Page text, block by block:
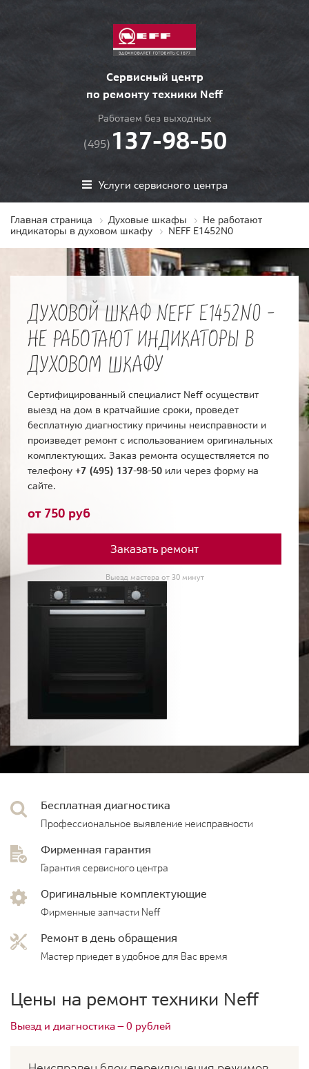
Сервисный центр
по ремонту техники Neff
Работаем без выходных
(495) 137-98-50
Услуги сервисного центра
Главная страница Духовые шкафы
Не работают
индикаторы в духовом шкафу
NEFF E1452N0
ДУХОВОЙ ШКАФ NEFF E1452N0 -
НЕ РАБОТАЮТ ИНДИКАТОРЫ В
ДУХОВОМ ШКАФУ
Сертифицированный специалист Neff осуществит
выезд на дом в кратчайшие сроки, проведет
бесплатную диагностику причины неисправности и
произведет ремонт с использованием оригинальных
комплектующих. Заказ ремонта осуществляется по
телефону +7 (495) 137-98-50 или через форму на
сайте.
от 750 руб
Заказать ремонт
Выезд мастера от 30 минут
Бесплатная диагностика
Профессиональное выявление неисправности
Фирменная гарантия
Гарантия сервисного центра
Оригинальные комплектующие
Фирменные запчасти Neff
Ремонт в день обращения
Мастер приедет в удобное для Вас время
Цены на ремонт техники Neff
Выезд и диагностика — 0 рублей